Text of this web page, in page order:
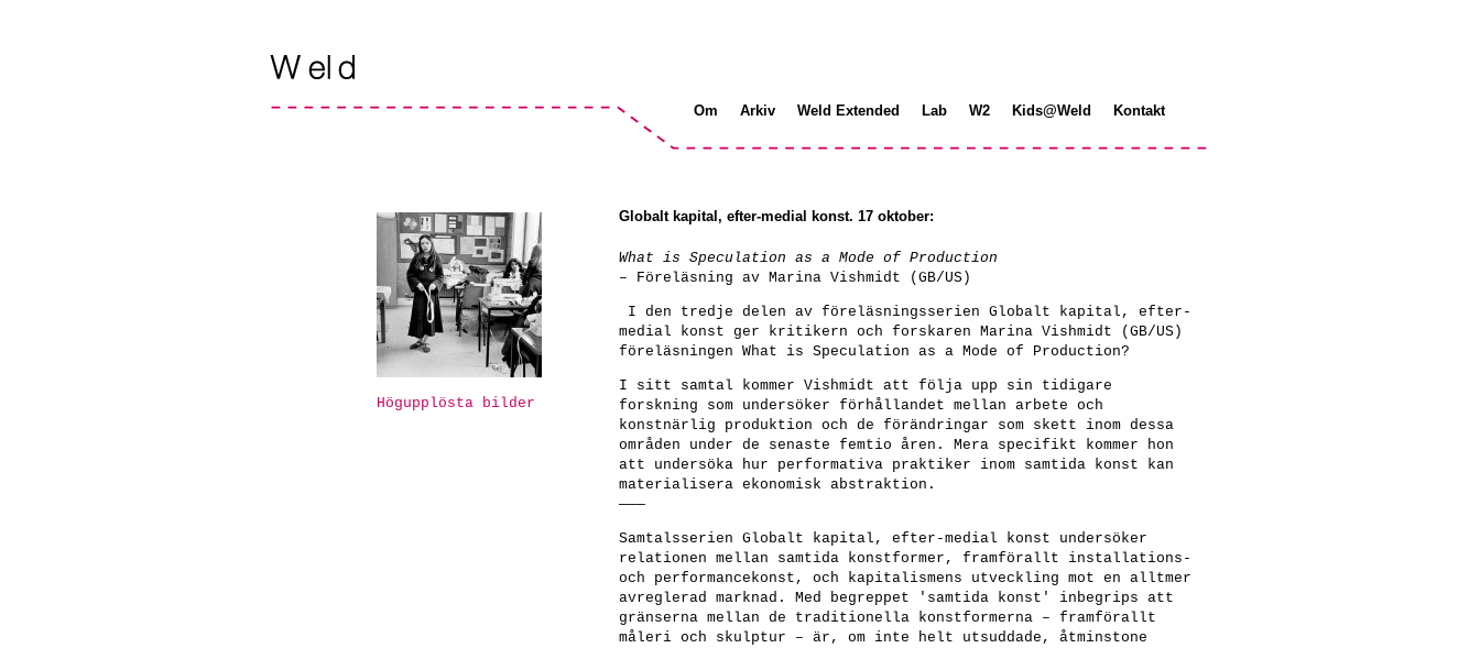
Om Arkiv Weld Extended Lab W2 Kids@Weld Kontakt
Högupplösta bilder
Globalt kapital, efter-medial konst. 17 oktober:
What is Speculation as a Mode of Production
– Föreläsning av Marina Vishmidt (GB/US)
I den tredje delen av föreläsningsserien Globalt kapital, efter-
medial konst ger kritikern och forskaren Marina Vishmidt (GB/US)
föreläsningen What is Speculation as a Mode of Production?
I sitt samtal kommer Vishmidt att följa upp sin tidigare
forskning som undersöker förhållandet mellan arbete och
konstnärlig produktion och de förändringar som skett inom dessa
områden under de senaste femtio åren. Mera specifikt kommer hon
att undersöka hur performativa praktiker inom samtida konst kan
materialisera ekonomisk abstraktion.
———
Samtalsserien Globalt kapital, efter-medial konst undersöker
relationen mellan samtida konstformer, framförallt installations-
och performancekonst, och kapitalismens utveckling mot en alltmer
avreglerad marknad. Med begreppet 'samtida konst' inbegrips att
gränserna mellan de traditionella konstformerna – framförallt
måleri och skulptur – är, om inte helt utsuddade, åtminstone